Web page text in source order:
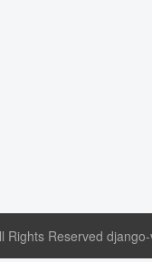
Rights Reserved